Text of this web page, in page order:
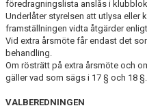
föredragningslista anslås i
Underlåter styrelsen att utlysa eller
framställningen vidta åtgärder
Vid extra årsmöte får endast det
behandling.
Om rösträtt på extra årsmöte och
gäller vad som sägs i 17 § och 18 §.
VALBEREDNINGEN